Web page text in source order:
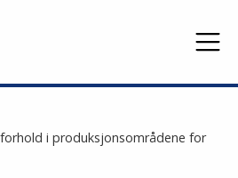
i produksjonsområdene for